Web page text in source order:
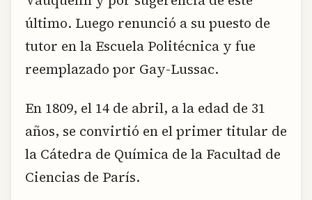
último. Luego renunció a su puesto de
tutor en la Escuela Politécnica y fue
reemplazado por Gay-Lussac.
En 1809, el 14 de abril, a la edad de 31
años, se convirtió en el primer titular de
la Cátedra de Química de la Facultad de
Ciencias de París.